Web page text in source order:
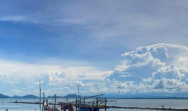
Inhalt